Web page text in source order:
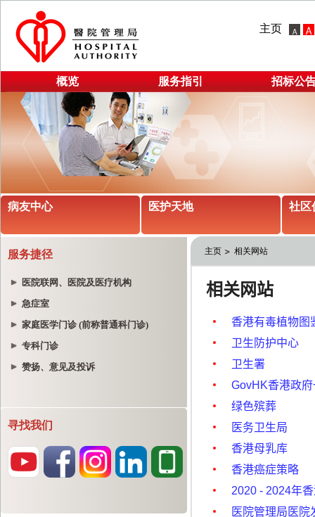
主页
概览 服务指引 招标公
病友中心 医护天地 社区
服务捷径
医院联网、医院及医疗机构
急症室
家庭医学门诊 (前称普通科门诊)
专科门诊
赞扬、意见及投诉
寻找我们
主页 相关网站